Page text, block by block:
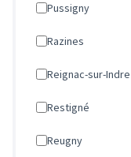
Pussigny
Razines
Reignac-sur-Indre
Restigné
Reugny